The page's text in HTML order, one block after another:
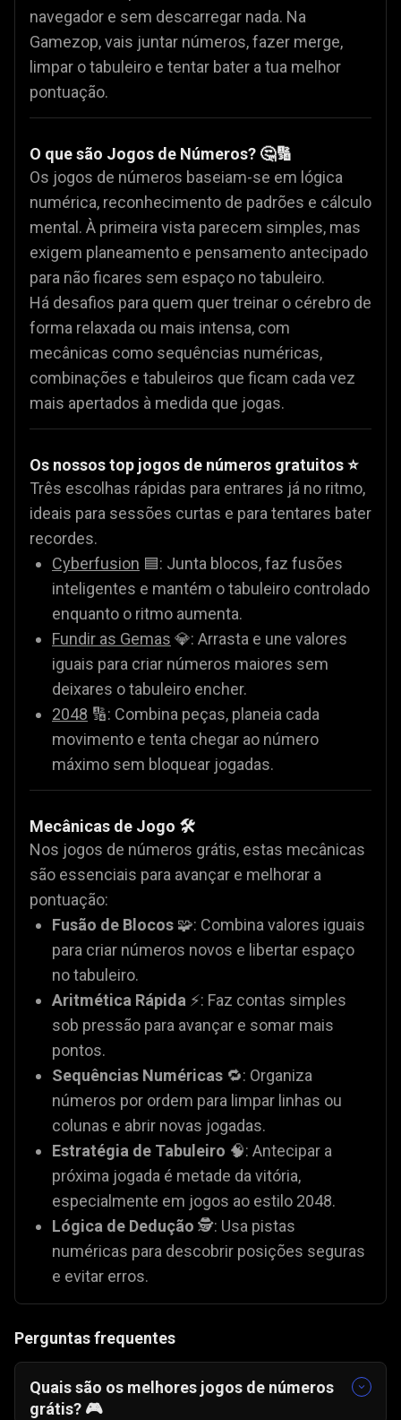
navegador e sem descarregar nada. Na
Gamezop, vais juntar números, fazer merge,
limpar o tabuleiro e tentar bater a tua melhor
pontuação.
O que são Jogos de Números? 🤔🔢
Os jogos de números baseiam-se em lógica
numérica, reconhecimento de padrões e cálculo
mental. À primeira vista parecem simples, mas
exigem planeamento e pensamento antecipado
para não ficares sem espaço no tabuleiro.
Há desafios para quem quer treinar o cérebro de
forma relaxada ou mais intensa, com
mecânicas como sequências numéricas,
combinações e tabuleiros que ficam cada vez
mais apertados à medida que jogas.
Os nossos top jogos de números gratuitos ⭐
Três escolhas rápidas para entrares já no ritmo,
ideais para sessões curtas e para tentares bater
recordes.
Cyberfusion 🟦: Junta blocos, faz fusões
inteligentes e mantém o tabuleiro controlado
enquanto o ritmo aumenta.
Fundir as Gemas 💎: Arrasta e une valores
iguais para criar números maiores sem
deixares o tabuleiro encher.
2048 🔢: Combina peças, planeia cada
movimento e tenta chegar ao número
máximo sem bloquear jogadas.
Mecânicas de Jogo 🛠️
Nos jogos de números grátis, estas mecânicas
são essenciais para avançar e melhorar a
pontuação:
Fusão de Blocos 🧩: Combina valores iguais
para criar números novos e libertar espaço
no tabuleiro.
Aritmética Rápida ⚡: Faz contas simples
sob pressão para avançar e somar mais
pontos.
Sequências Numéricas 🔁: Organiza
números por ordem para limpar linhas ou
colunas e abrir novas jogadas.
Estratégia de Tabuleiro 🧠: Antecipar a
próxima jogada é metade da vitória,
especialmente em jogos ao estilo 2048.
Lógica de Dedução 🕵️: Usa pistas
numéricas para descobrir posições seguras
e evitar erros.
Perguntas frequentes
Quais são os melhores jogos de números
grátis? 🎮